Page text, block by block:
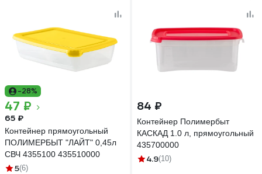
-28%
47 ₽
65 ₽
Контейнер прямоугольный
ПОЛИМЕРБЫТ "ЛАЙТ" 0,45л
СВЧ 4355100 435510000
5(6)
84 ₽
Контейнер Полимербыт
КАСКАД 1.0 л, прямоугольный
435700000
4.9(10)